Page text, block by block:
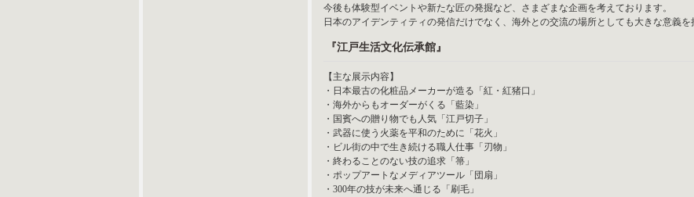
今後も体験型イベントや新たな匠の発掘など、さまざまな企画を考えております。
日本のアイデンティティの発信だけでなく、海外との交流の場所としても大きな意義を
『江戸生活文化伝承館』
【主な展示内容】
・日本最古の化粧品メーカーが造る「紅・紅猪口」
・海外からもオーダーがくる「藍染」
・国賓への贈り物でも人気「江戸切子」
・武器に使う火薬を平和のために「花火」
・ビル街の中で生き続ける職人仕事「刃物」
・終わることのない技の追求「箒」
・ポップアートなメディアツール「団扇」
・300年の技が未来へ通じる「刷毛」